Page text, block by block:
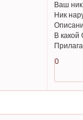
Ваш
Ник
В какой
0